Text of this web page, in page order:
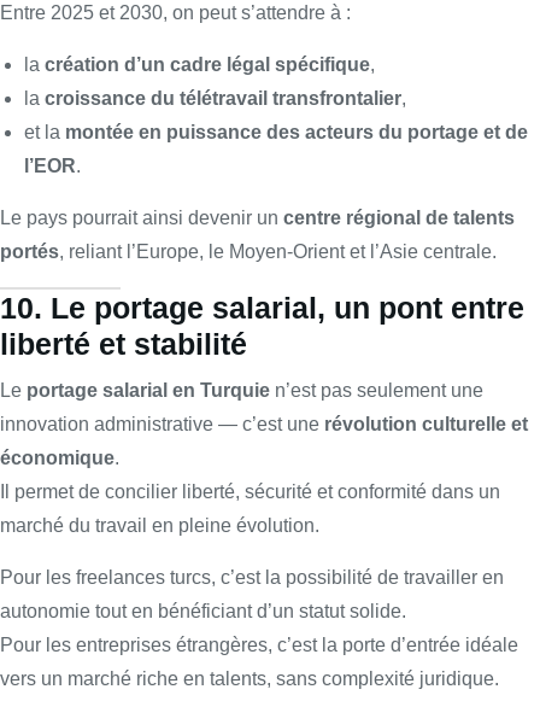
Entre 2025 et 2030, on peut s’attendre à :
la création d’un cadre légal spécifique,
la croissance du télétravail transfrontalier,
et la montée en puissance des acteurs du portage et de
l’EOR.
Le pays pourrait ainsi devenir un centre régional de talents
portés, reliant l’Europe, le Moyen-Orient et l’Asie centrale.
10. Le portage salarial, un pont entre
liberté et stabilité
Le portage salarial en Turquie n’est pas seulement une
innovation administrative — c’est une révolution culturelle et
économique.
Il permet de concilier liberté, sécurité et conformité dans un
marché du travail en pleine évolution.
Pour les freelances turcs, c’est la possibilité de travailler en
autonomie tout en bénéficiant d’un statut solide.
Pour les entreprises étrangères, c’est la porte d’entrée idéale
vers un marché riche en talents, sans complexité juridique.